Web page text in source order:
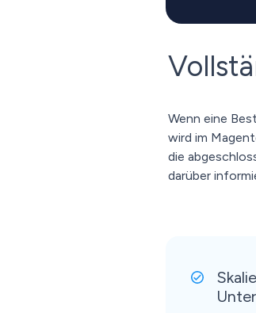
Wenn eine
wird im
die
darüber